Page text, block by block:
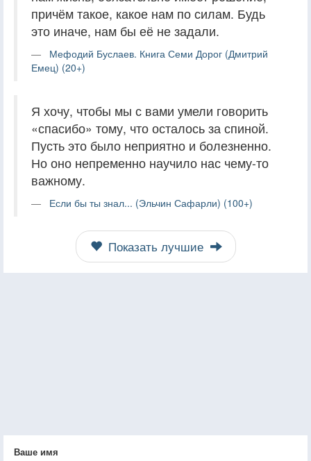
причём такое, какое нам по силам. Будь
это иначе, нам бы её не задали.
Мефодий Буслаев. Книга Семи Дорог (Дмитрий
Емец) (20+)
Я хочу, чтобы мы с вами умели говорить
«спасибо» тому, что осталось за спиной.
Пусть это было неприятно и болезненно.
Но оно непременно научило нас чему-то
важному.
Если бы ты знал... (Эльчин Сафарли) (100+)
Показать лучшие
Ваше имя